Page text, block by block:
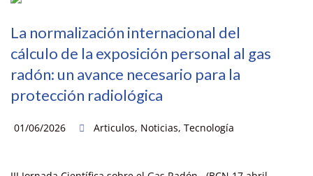
La normalización internacional del
cálculo de la exposición personal al gas
radón: un avance necesario para la
protección radiológica
01/06/2026 Articulos, Noticias, Tecnología